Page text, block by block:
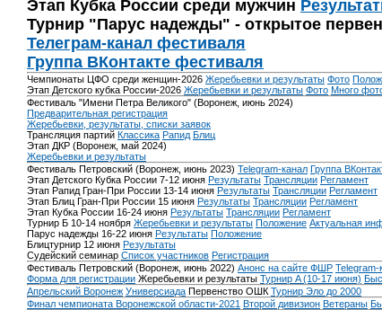
Этап Кубка России среди мужчин
Турнир "Парус надежды" - открытое
Телеграм-канал фестиваля
Группа ВКонтакте фестиваля
Чемпионаты ЦФО среди женщин-2026 Жеребьевки и результаты Фото
Этап Детского кубка России-2026 Жеребьевки и результаты Фото Много
Фестиваль "Имени Петра Великого" (Воронеж, июнь 2024)
Предварительная регистрация
Жеребьевки, результаты, списки заявок
Трансляция партий Классика Рапид Блиц
Этап ДКР (Воронеж, май 2024)
Жеребьевки и результаты
Фестиваль Петровский (Воронеж, июнь 2023) Telegram-канал Группа
Этап Детского Кубка России 7-12 июня Результаты Трансляции Регламент
Этап Рапид Гран-При России 13-14 июня Результаты Трансляции Регламент
Этап Блиц Гран-При России 15 июня Результаты Трансляции Регламент
Этап Кубка России 16-24 июня Результаты Трансляции Регламент
Турнир Б 10-14 ноября Жеребьевки и результаты Положение Актуальная
Парус надежды 16-22 июня Результаты Положение
Блицтурнир 12 июня Результаты
Судейский семинар Список участников Регистрация
Фестиваль Петровский (Воронеж, июнь 2022) Анонс на сайте ФШР Telegram-
Форма для регистрации Жеребьевки и результаты Турнир A (10-17 июня)
Апрельский Воронеж Универсиада Первенство ОШК Турнир Эло до 2000
Финал чемпионата Воронежской области-2021 Второй дивизион Ветераны